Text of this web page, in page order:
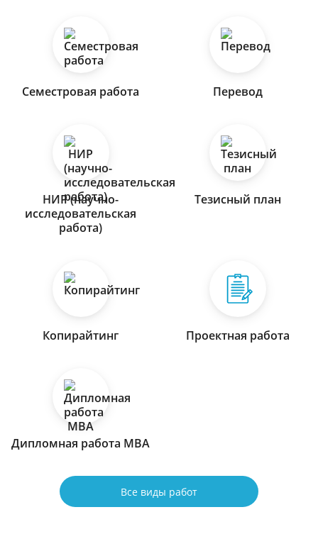
Семестровая работа Перевод
НИР (научно-
исследовательская
работа)
Тезисный план
Копирайтинг Проектная работа
Дипломная работа МВА
Все виды работ